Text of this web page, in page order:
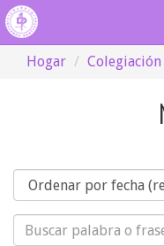
Hogar
Colegiación